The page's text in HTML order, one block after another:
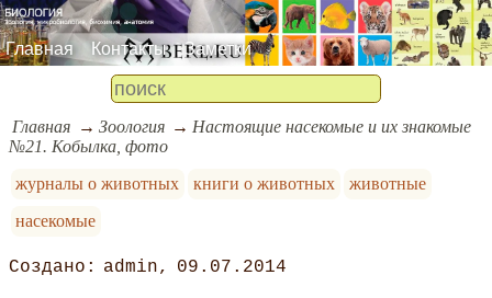
Главная Контакты Заметки
Главная Зоология
Настоящие насекомые и их знакомые
№21. Кобылка, фото
журналы о животных
книги о животных
животные
насекомые
admin 09.07.2014